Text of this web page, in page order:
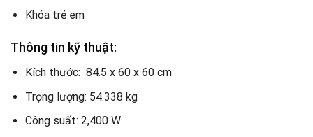
Khóa trẻ em
Thông tin kỹ thuật:
Kích thước: 84.5 x 60 x 60 cm
Trọng lượng: 54.338 kg
Công suất: 2,400 W